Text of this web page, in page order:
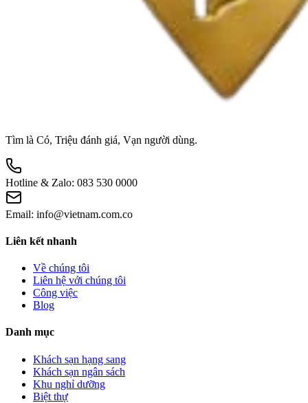
Tìm là Có, Triệu đánh giá, Vạn người dùng.
Hotline & Zalo: 083 530 0000
Email: info@vietnam.com.co
Liên kết nhanh
Về chúng tôi
Liên hệ với chúng tôi
Công việc
Blog
Danh mục
Khách sạn hạng sang
Khách sạn ngân sách
Khu nghỉ dưỡng
Biệt thự